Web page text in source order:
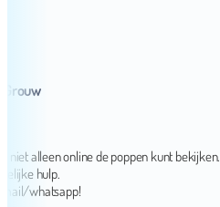
online de poppen kunt bekijken. Mooi
hulp.